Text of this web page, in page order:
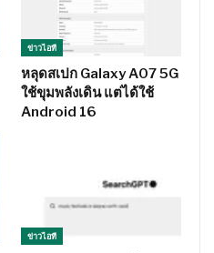
ข่าวไอที
หลุดสเปก Galaxy A07 5G
ใช้ขุมพลังเดิน แต่ได้ใช้
Android 16
ข่าวไอที